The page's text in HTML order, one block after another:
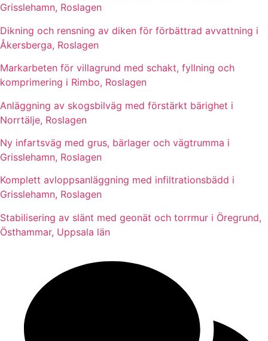
Grisslehamn, Roslagen
Dikning och rensning av diken för förbättrad avvattning i
Åkersberga, Roslagen
Markarbeten för villagrund med schakt, fyllning och
komprimering i Rimbo, Roslagen
Anläggning av skogsbilväg med förstärkt bärighet i
Norrtälje, Roslagen
Ny infartsväg med grus, bärlager och vägtrumma i
Grisslehamn, Roslagen
Komplett avloppsanläggning med infiltrationsbädd i
Grisslehamn, Roslagen
Stabilisering av slänt med geonät och torrmur i Öregrund,
Östhammar, Uppsala län